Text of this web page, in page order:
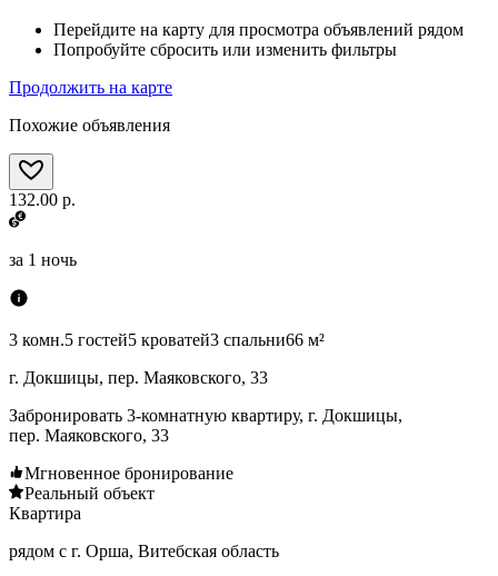
Перейдите на карту для просмотра объявлений рядом
Попробуйте сбросить или изменить фильтры
Продолжить на карте
Похожие объявления
132.00 р.
за 1 ночь
3 комн.5 гостей5 кроватей3 спальни66 м²
г. Докшицы, пер. Маяковского, 33
Забронировать 3-комнатную квартиру, г. Докшицы,
пер. Маяковского, 33
Мгновенное бронирование
Реальный объект
Квартира
рядом с г. Орша, Витебская область